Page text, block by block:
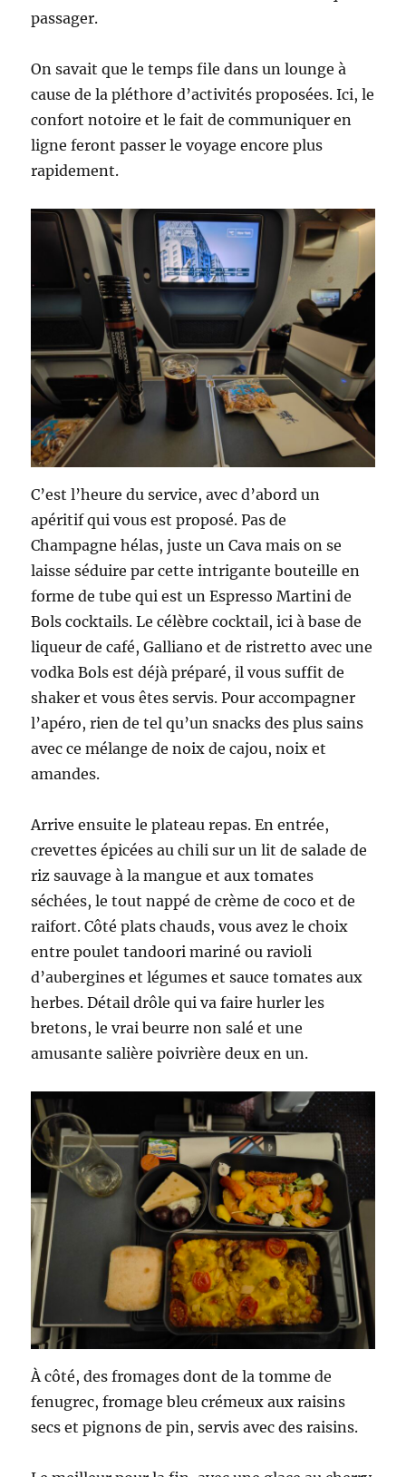
passager.
On savait que le temps file dans un lounge à
cause de la pléthore d’activités proposées. Ici, le
confort notoire et le fait de communiquer en
ligne feront passer le voyage encore plus
rapidement.
C’est l’heure du service, avec d’abord un
apéritif qui vous est proposé. Pas de
Champagne hélas, juste un Cava mais on se
laisse séduire par cette intrigante bouteille en
forme de tube qui est un Espresso Martini de
Bols cocktails. Le célèbre cocktail, ici à base de
liqueur de café, Galliano et de ristretto avec une
vodka Bols est déjà préparé, il vous suffit de
shaker et vous êtes servis. Pour accompagner
l’apéro, rien de tel qu’un snacks des plus sains
avec ce mélange de noix de cajou, noix et
amandes.
Arrive ensuite le plateau repas. En entrée,
crevettes épicées au chili sur un lit de salade de
riz sauvage à la mangue et aux tomates
séchées, le tout nappé de crème de coco et de
raifort. Côté plats chauds, vous avez le choix
entre poulet tandoori mariné ou ravioli
d’aubergines et légumes et sauce tomates aux
herbes. Détail drôle qui va faire hurler les
bretons, le vrai beurre non salé et une
amusante salière poivrière deux en un.
À côté, des fromages dont de la tomme de
fenugrec, fromage bleu crémeux aux raisins
secs et pignons de pin, servis avec des raisins.